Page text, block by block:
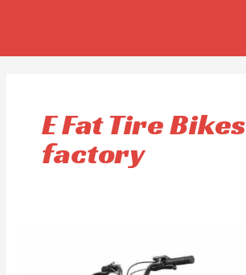
E Fat Tire Bikes
factory